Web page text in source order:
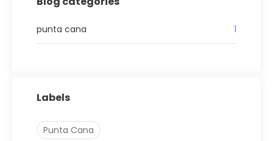
punta cana 1
Labels
Punta Cana